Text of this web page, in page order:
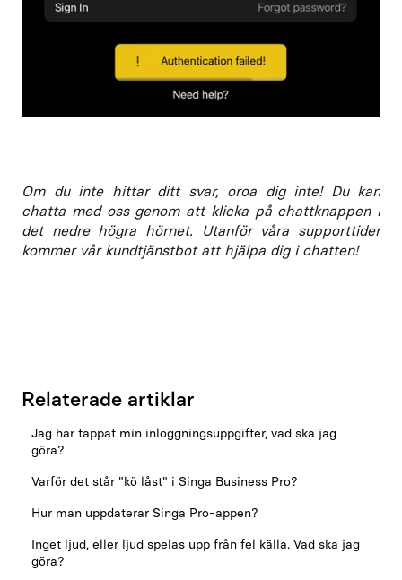
Om du inte hittar ditt svar, oroa dig inte! Du kan
chatta med oss genom att klicka på chattknappen i
det nedre högra hörnet. Utanför våra supporttider
kommer vår kundtjänstbot att hjälpa dig i chatten!
Relaterade artiklar
Jag har tappat min inloggningsuppgifter, vad ska jag
göra?
Varför det står "kö låst" i Singa Business Pro?
Hur man uppdaterar Singa Pro-appen?
Inget ljud, eller ljud spelas upp från fel källa. Vad ska jag
göra?